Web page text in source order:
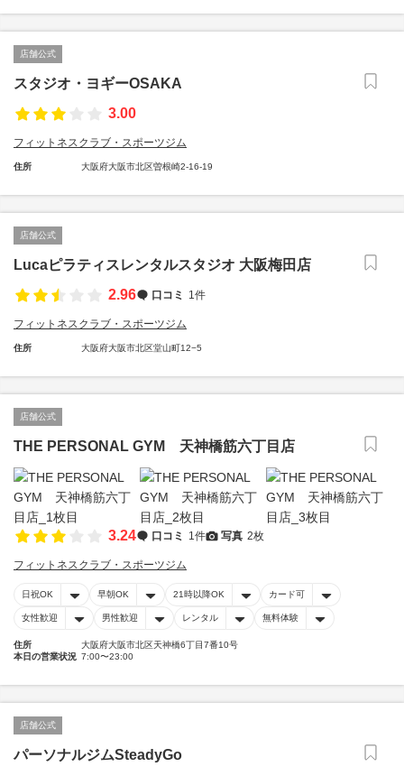
店舗公式
スタジオ・ヨギーOSAKA
3.00
フィットネスクラブ・スポーツジム
住所 大阪府大阪市北区曽根崎2-16-19
店舗公式
Lucaピラティスレンタルスタジオ 大阪梅田店
2.96
口コミ 1件
フィットネスクラブ・スポーツジム
住所 大阪府大阪市北区堂山町12−5
店舗公式
THE PERSONAL GYM 天神橋筋六丁目店
3.24 口コミ 1件 写真 2枚
フィットネスクラブ・スポーツジム
日祝OK 早朝OK 21時以降OK カード可
女性歓迎 男性歓迎 レンタル 無料体験
住所
大阪府大阪市北区天神橋6丁目7番10号
本日の営業状況 7:00〜23:00
店舗公式
パーソナルジムSteadyGo